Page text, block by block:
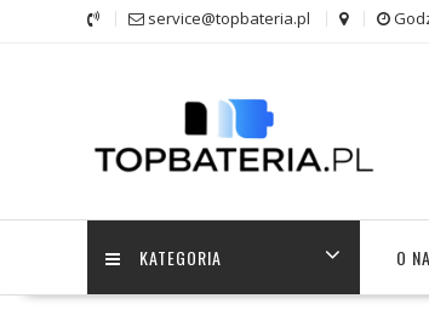
service@topbateria.pl
KATEGORIA O